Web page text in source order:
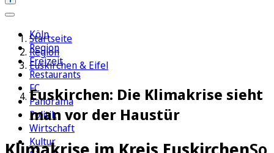
Köln
Region
Freizeit
Restaurants
FC
Panorama
Politik
Wirtschaft
Kultur
Startseite
Region
Euskirchen & Eifel
Euskirchen: Die Klimakrise sieht
man vor der Haustür